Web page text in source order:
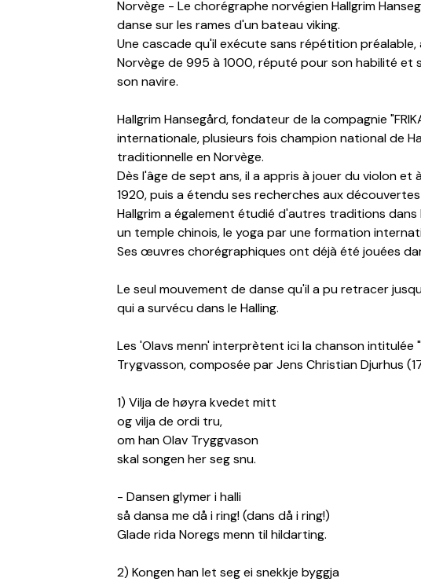
Norvège - Le chorégraphe norvégien Hallgrim
danse sur les rames d'un bateau viking.
Une cascade qu'il exécute sans répétition
Norvège de 995 à 1000, réputé pour son habilité et
son navire.
Hallgrim Hansegård, fondateur de la compagnie
internationale, plusieurs fois champion national de
traditionnelle en Norvège.
Dès l'âge de sept ans, il a appris à jouer du violon et
1920, puis a étendu ses recherches aux
Hallgrim a également étudié d'autres traditions
un temple chinois, le yoga par une formation
Ses œuvres chorégraphiques ont déjà été jouées
Le seul mouvement de danse qu'il a pu retracer
qui a survécu dans le Halling.
Les 'Olavs menn' interprètent ici la chanson intitulée
Trygvasson, composée par Jens Christian Djurhus
1) Vilja de høyra kvedet mitt
og vilja de ordi tru,
om han Olav Tryggvason
skal songen her seg snu.
- Dansen glymer i halli
så dansa me då i ring! (dans då i ring!)
Glade rida Noregs menn til hildarting.
2) Kongen han let seg ei snekkje byggja